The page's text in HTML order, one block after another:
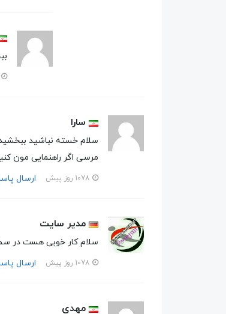
سارا
سلام خسته نباشید
مرسی اگر راهنمایی مون
ارسال
مدیر سایت
سلام کار خوبی هست در سطح
ارسال
مهدی